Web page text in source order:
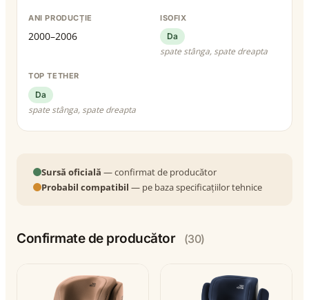
ANI PRODUCȚIE
2000–2006
ISOFIX
Da
spate stânga, spate dreapta
TOP TETHER
Da
spate stânga, spate dreapta
Sursă oficială — confirmat de producător
Probabil compatibil — pe baza specificațiilor tehnice
Confirmate de producător (30)